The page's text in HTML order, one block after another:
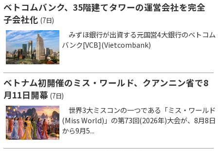
ベトコムバンク、35階建てタワーの運営会社を完全
子会社化 (7日)
みずほ銀行が出資する元国営4大銀行のベトコム
バンク[VCB](Vietcombank)
ベトナム初開催のミス・ワールド、クアンニン省で8
月11日開幕 (7日)
世界3大ミスコンの一つである「ミス・ワールド
(Miss World)」の第73回(2026年)大会が、8月8日
から9月5...